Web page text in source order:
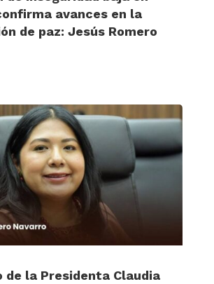
avances en la
de paz: Jesús Romero
de la Presidenta Claudia